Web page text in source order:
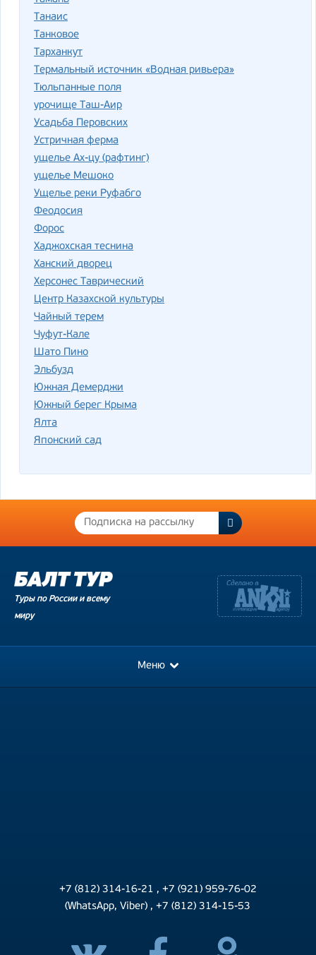
Танаис
Танковое
Тарханкут
Термальный источник «Водная ривьера»
Тюльпанные поля
урочище Таш-Аир
Усадьба Перовских
Устричная ферма
ущелье Ах-цу (рафтинг)
ущелье Мешоко
Ущелье реки Руфабго
Феодосия
Форос
Хаджохская теснина
Ханский дворец
Херсонес Таврический
Центр Казахской культуры
Чайный терем
Чуфут-Кале
Шато Пино
Эльбузд
Южная Демерджи
Южный берег Крыма
Ялта
Японский сад
Туры по России и всему
миру
Меню
+7 (812) 314-16-21 , +7 (921) 959-76-02
(WhatsApp, Viber) ,+7 (812) 314-15-53